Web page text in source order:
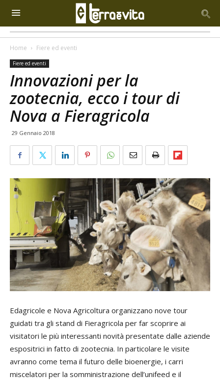
Home Fiere ed eventi
Fiere ed eventi
Innovazioni per la
zootecnia, ecco i tour di
Nova a Fieragricola
29 Gennaio 2018
Edagricole e Nova Agricoltura organizzano nove tour
guidati tra gli stand di Fieragricola per far scoprire ai
visitatori le più interessanti novità presentate dalle aziende
espositrici in fatto di zootecnia. In particolare le visite
avranno come tema il futuro delle bioenergie, i carri
miscelatori per la somministrazione dell’unifeed e il